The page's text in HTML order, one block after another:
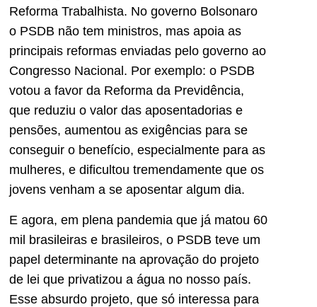
Reforma Trabalhista. No governo Bolsonaro
o PSDB não tem ministros, mas apoia as
principais reformas enviadas pelo governo ao
Congresso Nacional. Por exemplo: o PSDB
votou a favor da Reforma da Previdência,
que reduziu o valor das aposentadorias e
pensões, aumentou as exigências para se
conseguir o benefício, especialmente para as
mulheres, e dificultou tremendamente que os
jovens venham a se aposentar algum dia.
E agora, em plena pandemia que já matou 60
mil brasileiras e brasileiros, o PSDB teve um
papel determinante na aprovação do projeto
de lei que privatizou a água no nosso país.
Esse absurdo projeto, que só interessa para